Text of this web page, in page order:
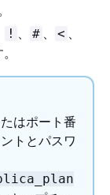
! 、 # 、 < 、
はポート番
トとパスワ